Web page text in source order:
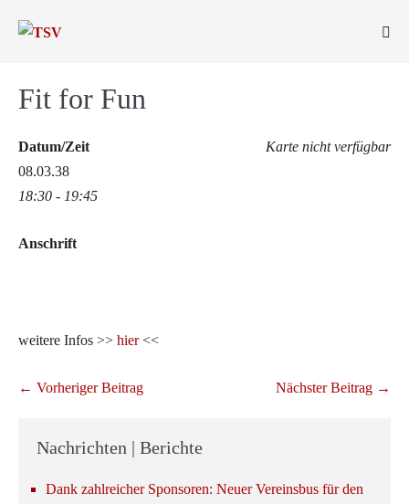
Inhalt
Fit for Fun
Karte nicht verfügbar
Datum/Zeit
08.03.38
18:30 - 19:45
Anschrift
weitere Infos >> hier<<
Beitragsnavigation
← Vorheriger Beitrag Nächster Beitrag →
Nachrichten | Berichte
Dank zahlreicher Sponsoren: Neuer Vereinsbus für den